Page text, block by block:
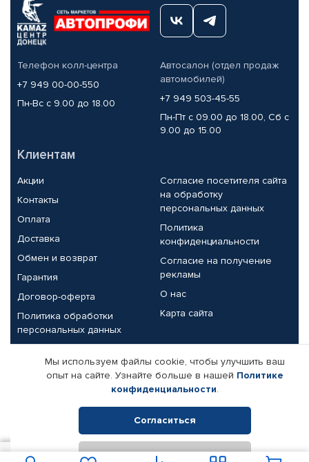
Телефон колл-центра
+7 949 00-00-550
Пн-Вс с 9.00 до 18.00
Автосалон (отдел продаж
автомобилей)
+7 949 503-45-55
Пн-Пт с 09.00 до 18.00, Сб с
9.00 до 15.00
Клиентам
Акции
Контакты
Оплата
Доставка
Обмен и возврат
Гарантия
Договор-оферта
Политика обработки
персональных данных
Согласие посетителя сайта
на обработку
персональных данных
Политика
конфиденциальности
Согласие на получение
рекламы
О нас
Карта сайта
Партнерам
Корпоративным клиентам
Поставщикам
Реквизиты компании
© КАМАЗ ЦЕНТР ДОНЕЦК, 2015-2026. Все права защищены.
Мы используем файлы cookie, чтобы улучшить ваш
опыт на сайте. Узнайте больше в нашей Политике
конфиденциальности.
Согласиться
Отклонить